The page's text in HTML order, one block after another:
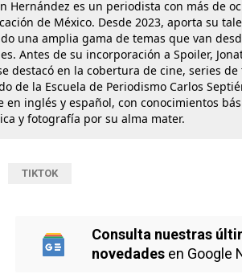
Hernández es un periodista con más de
de México. Desde 2023, aporta su
una amplia gama de temas que van
Antes de su incorporación a Spoiler,
destacó en la cobertura de cine, series
de la Escuela de Periodismo Carlos
en inglés y español, con conocimientos
y fotografía por su alma mater.
TIKTOK
Consulta nuestras
novedades en Google